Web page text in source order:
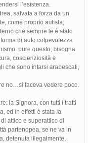
l’esistenza.
salvata a forza da un
come proprio autista;
che sempre le è stato
di auto colpevolezza
pure questo, bisogna
coscienziosità e
che sono intarsi arabescati,
no…si faceva vedere poco.
la Signora, con tutti i tratti
ed in effetti è stata la
attico e superattico di
partenopea, se ne va in
detenuta illegalmente,